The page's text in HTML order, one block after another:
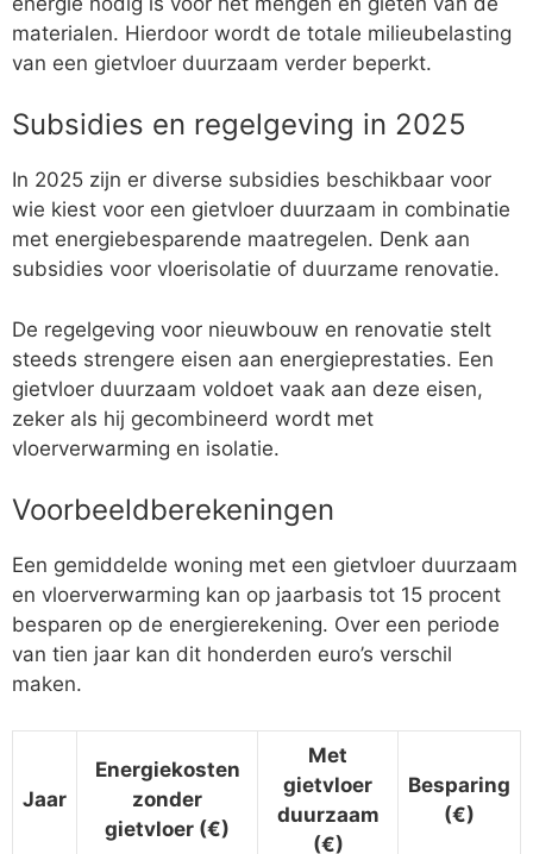
materialen. Hierdoor wordt de totale milieubelasting
van een gietvloer duurzaam verder beperkt.
Subsidies en regelgeving in 2025
In 2025 zijn er diverse subsidies beschikbaar voor
wie kiest voor een gietvloer duurzaam in combinatie
met energiebesparende maatregelen. Denk aan
subsidies voor vloerisolatie of duurzame renovatie.
De regelgeving voor nieuwbouw en renovatie stelt
steeds strengere eisen aan energieprestaties. Een
gietvloer duurzaam voldoet vaak aan deze eisen,
zeker als hij gecombineerd wordt met
vloerverwarming en isolatie.
Voorbeeldberekeningen
Een gemiddelde woning met een gietvloer duurzaam
en vloerverwarming kan op jaarbasis tot 15 procent
besparen op de energierekening. Over een periode
van tien jaar kan dit honderden euro’s verschil
maken.
Jaar
Energiekosten
zonder
gietvloer (€)
Met
gietvloer
duurzaam
(€)
Besparing
(€)